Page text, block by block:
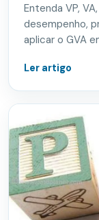
Entenda VP,
desempenho,
aplicar o GVA
Ler artigo